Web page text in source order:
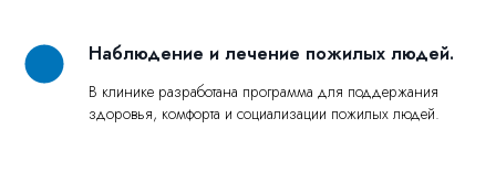
Наблюдение и лечение пожилых людей.
В клинике разработана программа для поддержания
здоровья, комфорта и социализации пожилых людей.